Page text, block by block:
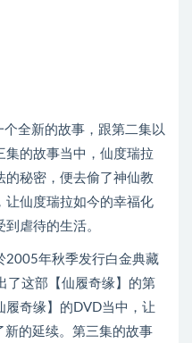
个全新的故事，跟第二集以
集的故事当中，仙度瑞拉
的秘密，便去偷了神仙教
让仙度瑞拉如今的幸福化
虐待的生活。
2005年秋季发行白金典藏
了这部【仙履奇缘】的第
履奇缘】的DVD当中，让
新的延续。第三集的故事